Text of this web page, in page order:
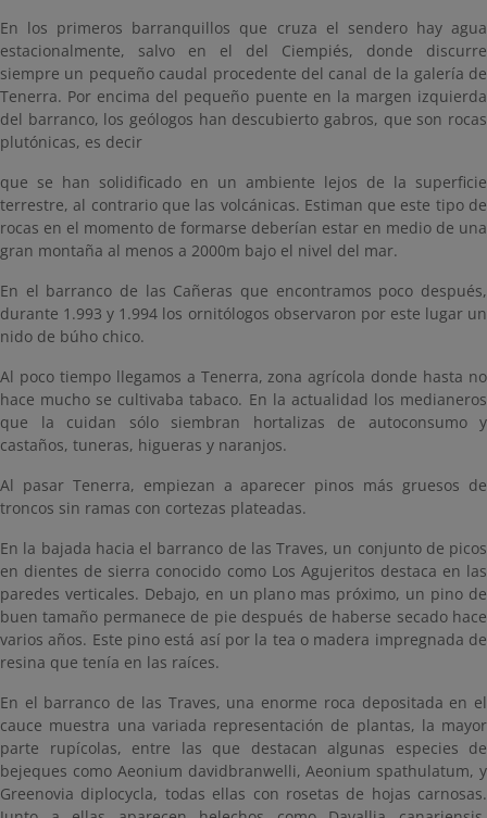
En los primeros barranquillos que cruza el sendero hay agua
estacionalmente, salvo en el del Ciempiés, donde discurre
siempre un pequeño caudal procedente del canal de la galería de
Tenerra. Por encima del pequeño puente en la margen izquierda
del barranco, los geólogos han descubierto gabros, que son rocas
plutónicas, es decir
que se han solidificado en un ambiente lejos de la superficie
terrestre, al contrario que las volcánicas. Estiman que este tipo de
rocas en el momento de formarse deberían estar en medio de una
gran montaña al menos a 2000m bajo el nivel del mar.
En el barranco de las Cañeras que encontramos poco después,
durante 1.993 y 1.994 los ornitólogos observaron por este lugar un
nido de búho chico.
Al poco tiempo llegamos a Tenerra, zona agrícola donde hasta no
hace mucho se cultivaba tabaco. En la actualidad los medianeros
que la cuidan sólo siembran hortalizas de autoconsumo y
castaños, tuneras, higueras y naranjos.
Al pasar Tenerra, empiezan a aparecer pinos más gruesos de
troncos sin ramas con cortezas plateadas.
En la bajada hacia el barranco de las Traves, un conjunto de picos
en dientes de sierra conocido como Los Agujeritos destaca en las
paredes verticales. Debajo, en un plano mas próximo, un pino de
buen tamaño permanece de pie después de haberse secado hace
varios años. Este pino está así por la tea o madera impregnada de
resina que tenía en las raíces.
En el barranco de las Traves, una enorme roca depositada en el
cauce muestra una variada representación de plantas, la mayor
parte rupícolas, entre las que destacan algunas especies de
bejeques como Aeonium davidbranwelli, Aeonium spathulatum, y
Greenovia diplocycla, todas ellas con rosetas de hojas carnosas.